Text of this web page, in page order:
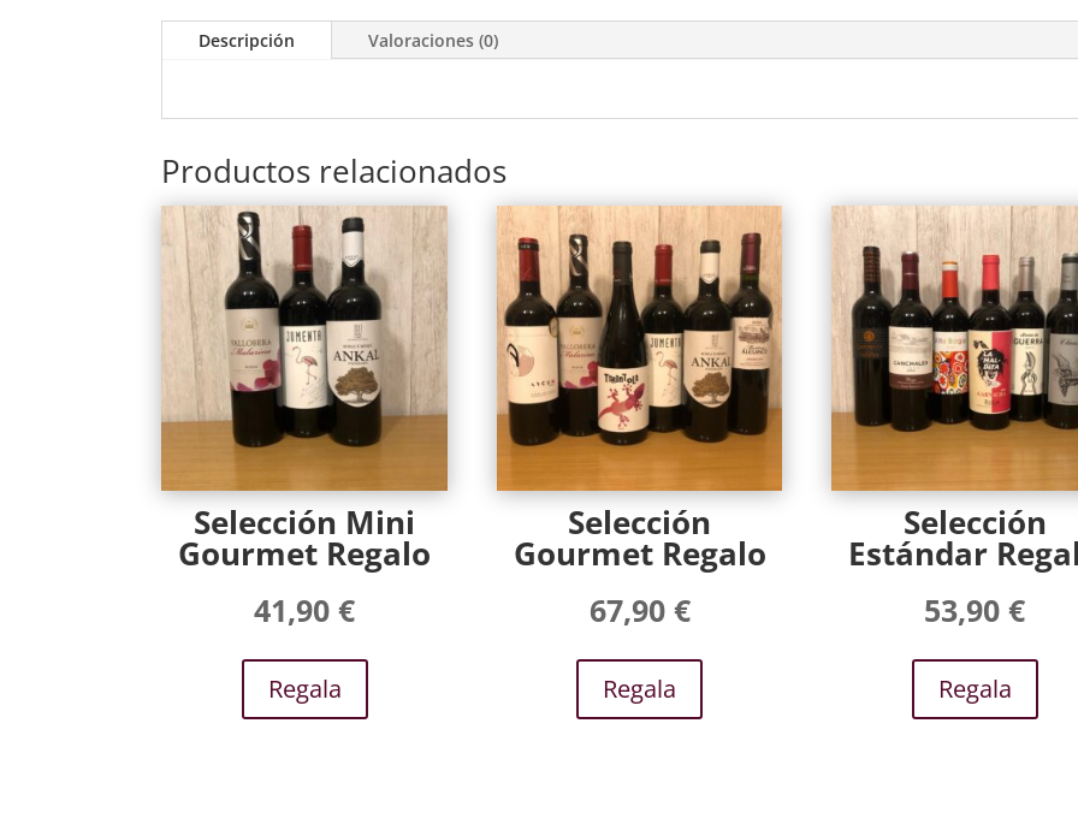
Descripción Valoraciones (0)
Productos relacionados
Selección Mini
Gourmet Regalo
41,90€
Regala
Selección
Gourmet Regalo
67,90 €
Regala
Selección
Estándar
53,90€
Regala